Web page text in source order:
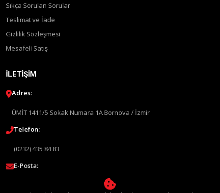
Sıkça Sorulan Sorular
Teslimat ve İade
Gizlilik Sözleşmesi
Mesafeli Satış
İLETIŞIM
Adres:
ÜMİT 1411/5 Sokak Numara 1A Bornova / İzmir
Telefon:
(0232) 435 84 83
E-Posta: